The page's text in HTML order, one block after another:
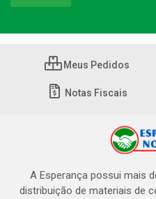
Meus Pedidos
Notas Fiscais
A Esperança possui mais
distribuição de materiais de